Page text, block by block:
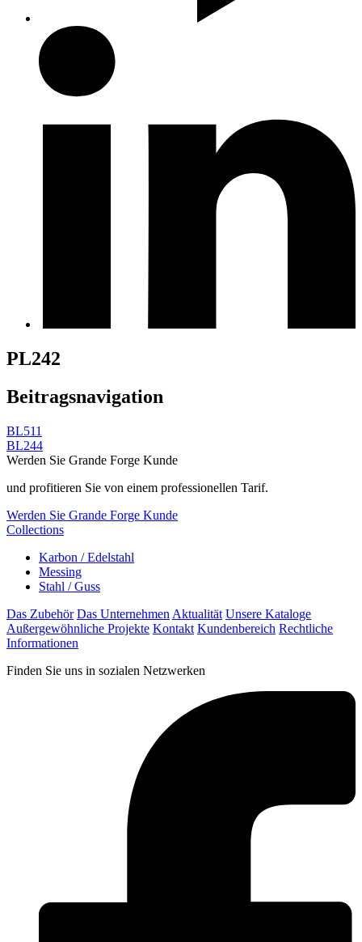
PL242
Beitragsnavigation
BL511
BL244
Werden Sie Grande Forge Kunde
und profitieren Sie von einem professionellen Tarif.
Werden Sie Grande Forge Kunde
Collections
Karbon / Edelstahl
Messing
Stahl / Guss
Das Zubehör Das Unternehmen Aktualität Unsere Kataloge
Außergewöhnliche Projekte Kontakt Kundenbereich Rechtliche
Informationen
Finden Sie uns in sozialen Netzwerken